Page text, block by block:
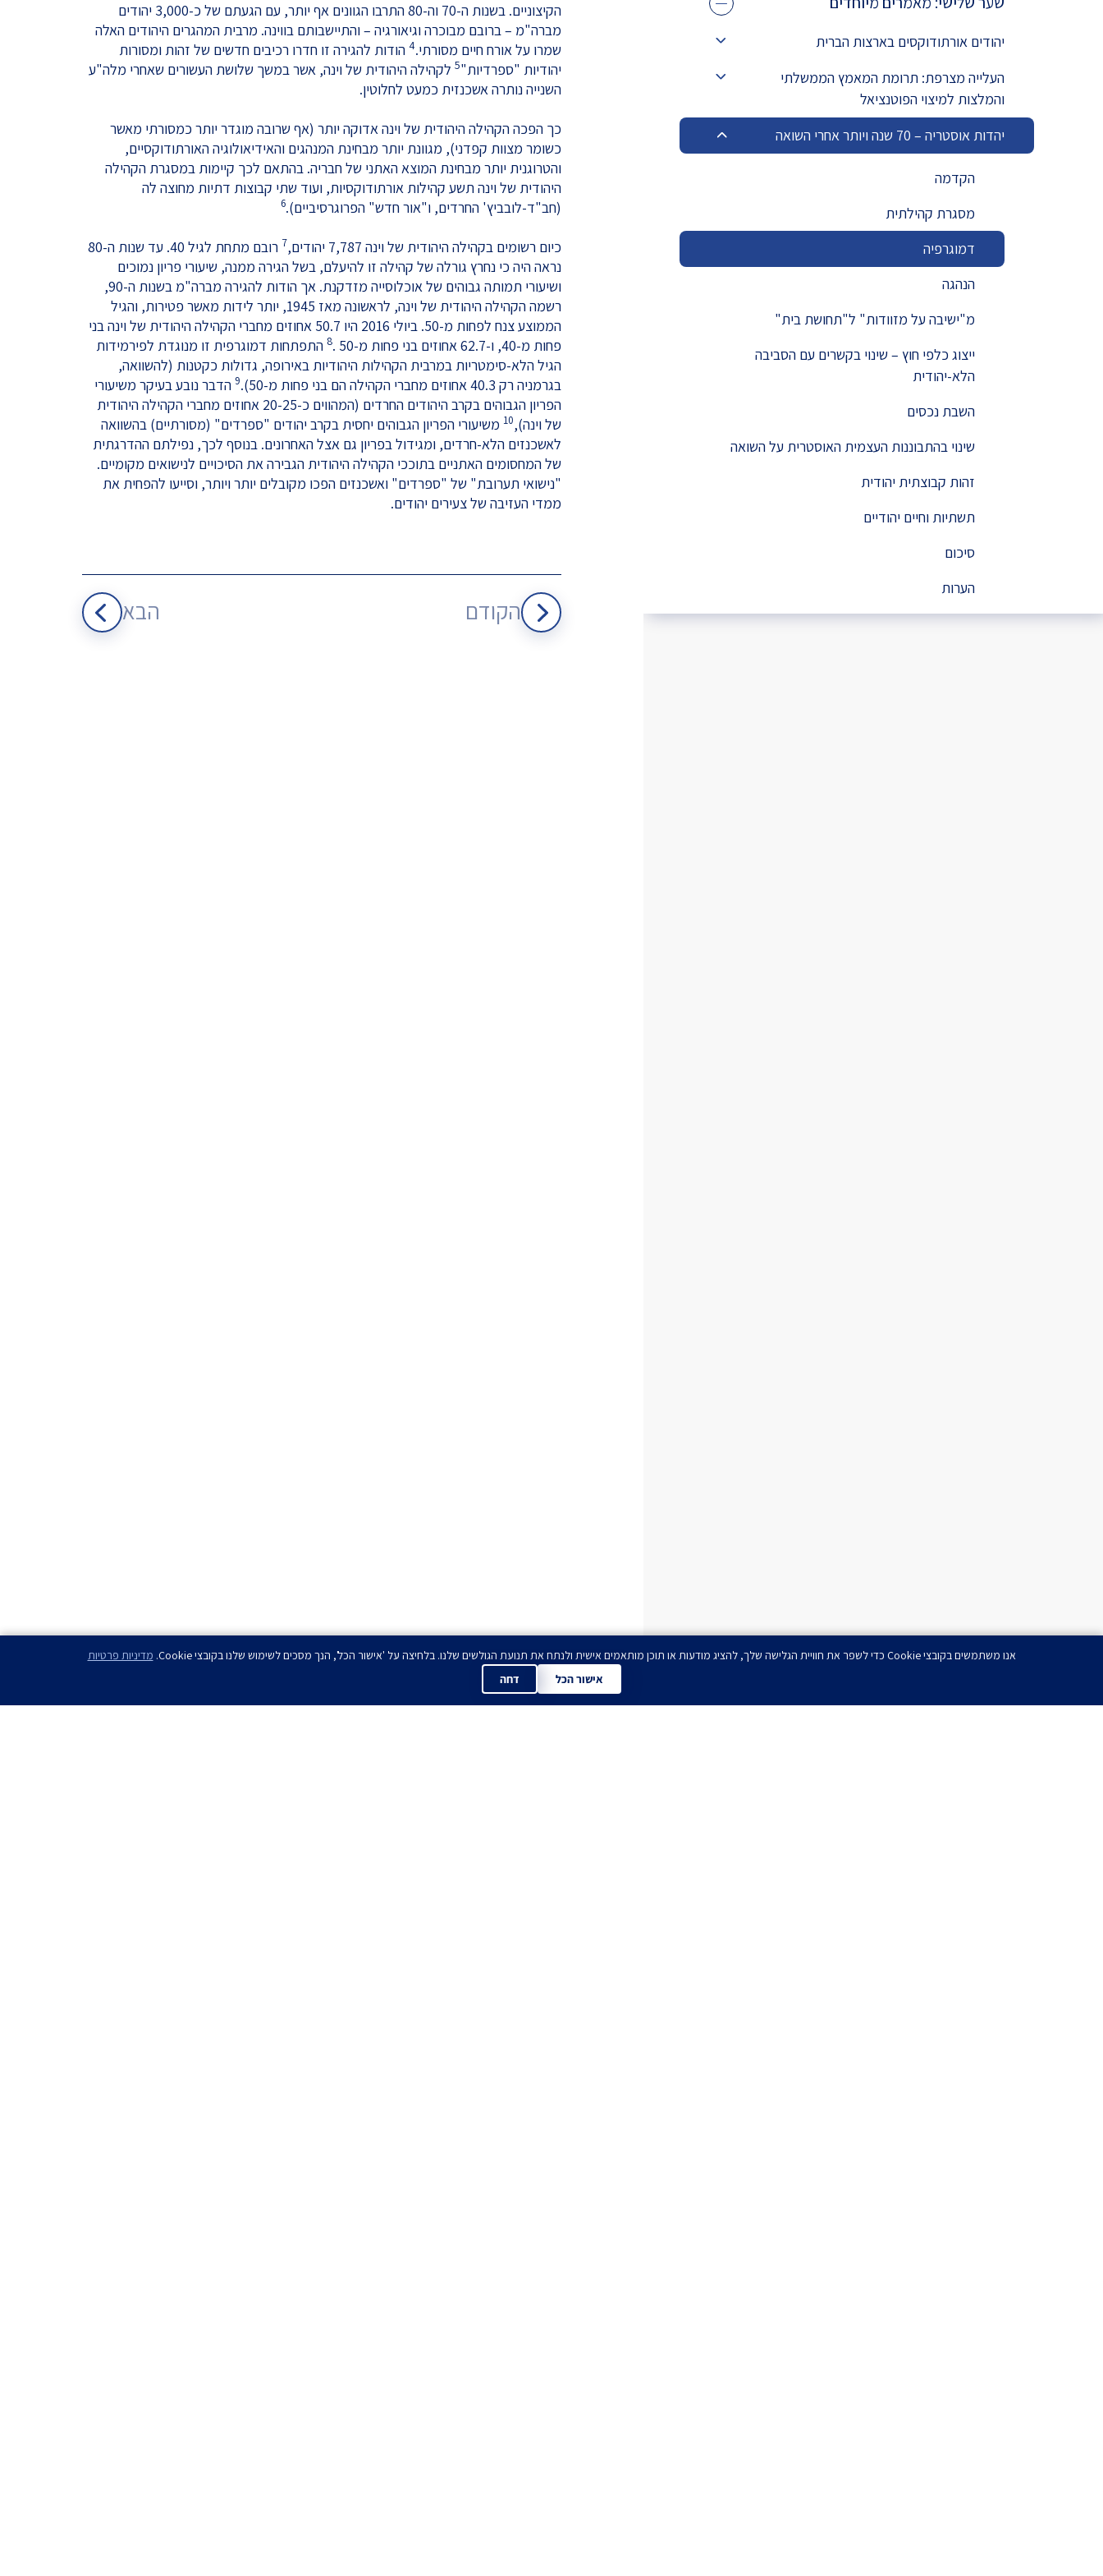
מדד הפלורליזם בישראל
אנטישמיות
דמוקרטיה
דת ומדינה
חרדים
חרבות ברזל
יחסי ישראל-סין
יהודים אורתודוקסים בארצות הברית
העלייה מצרפת: תרומת המאמץ הממשלתי
והמלצות למיצוי הפוטנציאל
יהדות אוסטריה – 70 שנה ויותר אחרי השואה
הקדמה
מסגרת קהילתית
דמוגרפיה
הנהגה
מ"ישיבה על מזוודות" ל"תחושת בית"
ייצוג כלפי חוץ – שינוי בקשרים עם הסביבה
הלא-יהודית
השבת נכסים
שינוי בהתבוננות העצמית האוסטרית על השואה
זהות קבוצתית יהודית
תשתיות וחיים יהודיים
סיכום
הערות
הקיצוניים. בשנות ה-70 וה-80 התרבו הגוונים אף יותר, עם הגעתם של כ-3,000 יהודים
מברה"מ – ברובם מבוכרה וגיאורגיה – והתיישבותם בווינה. מרבית המהגרים היהודים האלה
שמרו על אורח חיים מסורתי.4 הודות להגירה זו חדרו רכיבים חדשים של זהות ומסורות
יהודיות "ספרדיות"5 לקהילה היהודית של וינה, אשר במשך שלושת העשורים שאחרי מלה"ע
השנייה נותרה אשכנזית כמעט לחלוטין.
כך הפכה הקהילה היהודית של וינה אדוקה יותר (אף שרובה מוגדר יותר כמסורתי מאשר
כשומר מצוות קפדני), מגוונת יותר מבחינת המנהגים והאידיאולוגיה האורתודוקסיים,
והטרוגנית יותר מבחינת המוצא האתני של חבריה. בהתאם לכך קיימות במסגרת הקהילה
היהודית של וינה תשע קהילות אורתודוקסיות, ועוד שתי קבוצות דתיות מחוצה לה
(חב"ד-לובביץ' החרדים, ו"אור חדש" הפרוגרסיביים).6
כיום רשומים בקהילה היהודית של וינה 7,787 יהודים, 7
רובם מתחת לגיל 40. עד שנות ה-80
נראה היה כי נחרץ גורלה של קהילה זו להיעלם, בשל הגירה ממנה, שיעורי פריון נמוכים
ושיעורי תמותה גבוהים של אוכלוסייה מזדקנת. אך הודות להגירה מברה"מ בשנות ה-90,
רשמה הקהילה היהודית של וינה, לראשונה מאז 1945, יותר לידות מאשר פטירות, והגיל
הממוצע צנח לפחות מ-50. ביולי 2016 היו 50.7 אחוזים מחברי הקהילה היהודית של וינה בני
פחות מ-40, ו-62.7 אחוזים בני פחות מ-50 .
8 התפתחות דמוגרפית זו מנוגדת לפירמידות
הגיל הלא-סימטריות במרבית הקהילות היהודיות באירופה, גדולות כקטנות (להשוואה,
בגרמניה רק 40.3 אחוזים מחברי הקהילה הם בני פחות מ-50).
9 הדבר נובע בעיקר משיעורי
הפריון הגבוהים בקרב היהודים החרדים (המהווים כ-20-25 אחוזים מחברי הקהילה היהודית
של וינה),10 משיעורי הפריון הגבוהים יחסית בקרב יהודים "ספרדים" (מסורתיים) בהשוואה
לאשכנזים הלא-חרדים, ומגידול בפריון גם אצל האחרונים. בנוסף לכך, נפילתם ההדרגתית
של המחסומים האתניים בתוככי הקהילה היהודית הגבירה את הסיכויים לנישואים מקומיים.
"נישואי תערובת" של "ספרדים" ואשכנזים הפכו מקובלים יותר ויותר, וסייעו להפחית את
ממדי העזיבה של צעירים יהודים.
הקודם הבא
אנו משתמשים בקובצי Cookie כדי לשפר את חוויית הגלישה שלך, להציג מודעות או תוכן מותאמים אישית ולנתח את תנועת הגולשים שלנו. בלחיצה על 'אישור הכל', הנך מסכים לשימוש שלנו בקובצי Cookie.
מדיניות פרטיות
אישור הכל
דחה